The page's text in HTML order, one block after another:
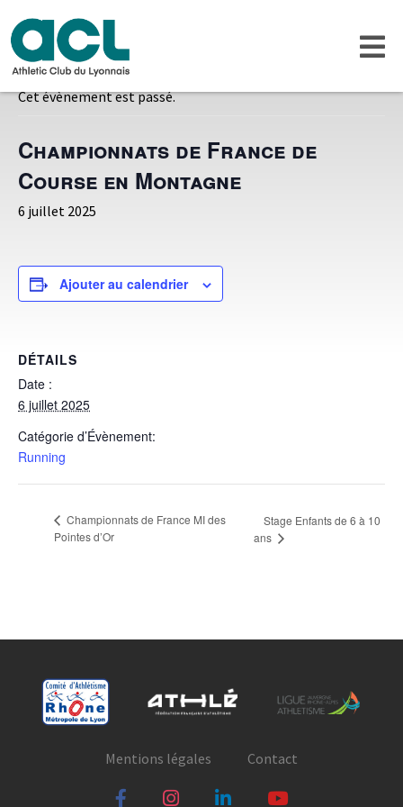
« Tous les Évènements
Cet évènement est passé.
Championnats de France de
Course en Montagne
6 juillet 2025
Ajouter au calendrier
DÉTAILS
Date :
6 juillet 2025
Catégorie d’Évènement:
Running
Championnats de France MI des
Pointes d’Or
Stage Enfants de 6 à 10
ans
Mentions légales Contact